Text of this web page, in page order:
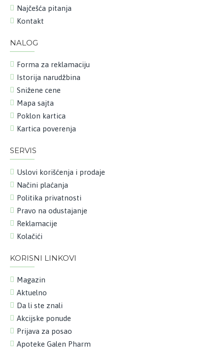
Najčešća pitanja
Kontakt
NALOG
Forma za reklamaciju
Istorija narudžbina
Snižene cene
Mapa sajta
Poklon kartica
Kartica poverenja
SERVIS
Uslovi korišćenja i prodaje
Načini plaćanja
Politika privatnosti
Pravo na odustajanje
Reklamacije
Kolačići
KORISNI LINKOVI
Magazin
Aktuelno
Da li ste znali
Akcijske ponude
Prijava za posao
Apoteke Galen Pharm